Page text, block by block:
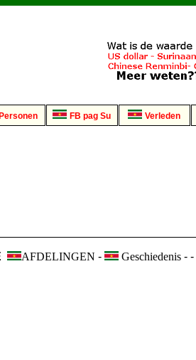
Personen FB pag Su Verleden
AFDELINGEN - Geschiedenis - -